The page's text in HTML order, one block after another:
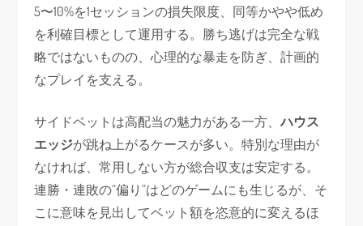
5〜10%を1セッションの損失限度、同等かやや低め
を利確目標として運用する。勝ち逃げは完全な戦
略ではないものの、心理的な暴走を防ぎ、計画的
なプレイを支える。
サイドベットは高配当の魅力がある一方、ハウス
エッジが跳ね上がるケースが多い。特別な理由が
なければ、常用しない方が総合収支は安定する。
連勝・連敗の“偏り”はどのゲームにも生じるが、そ
こに意味を見出してベット額を恣意的に変えるほ